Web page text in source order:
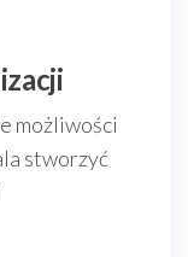
możliwości
stworzyć